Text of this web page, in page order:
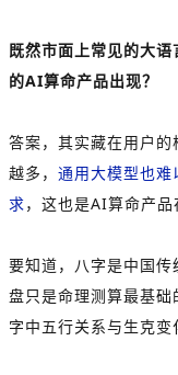
既然市面上常见的大
的AI算命产品出现？
答案，其实藏在用户
越多， 通用大模型也
求，这也是AI算命产品
要知道，八字是中国
盘只是命理测算最基
字中五行关系与生克变